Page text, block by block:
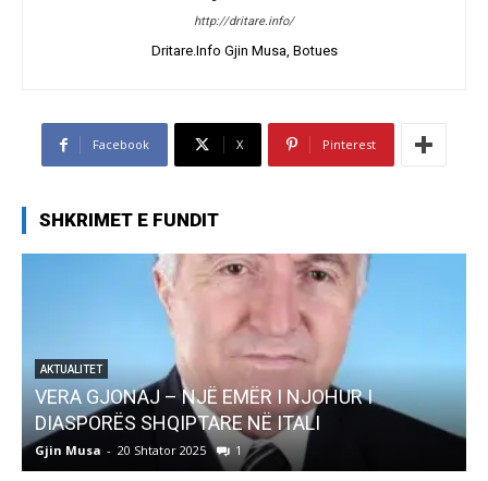
http://dritare.info/
Dritare.Info Gjin Musa, Botues
Facebook X Pinterest
SHKRIMET E FUNDIT
AKTUALITET
Pregaditi Gjin Musa-Rome- Shtator 2025
Gjin Musa - 8 Shtator 2025 0